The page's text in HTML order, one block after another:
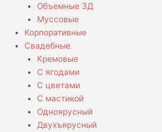
Объемные 3Д
Муссовые
Корпоративные
Свадебные
Кремовые
С ягодами
С цветами
С мастикой
Одноярусный
Двухъярусный